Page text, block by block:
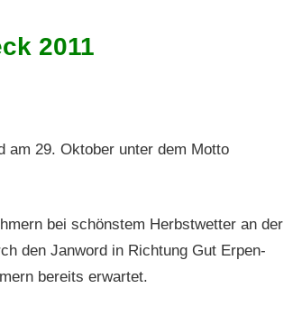
2011
am 29. Okto­ber unter dem Mot­to
bei schön­stem Herb­st­wet­ter an der
den Jan­word in Rich­tung Gut Erpen­
bere­its erwartet.